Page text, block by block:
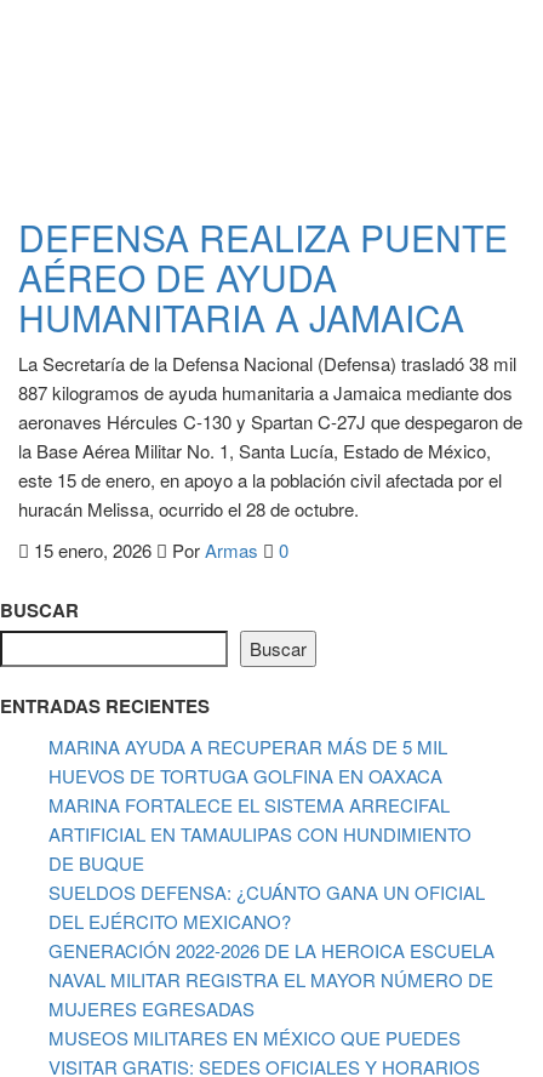
DEFENSA REALIZA PUENTE
AÉREO DE AYUDA
HUMANITARIA A JAMAICA
La Secretaría de la Defensa Nacional (Defensa) trasladó 38 mil
887 kilogramos de ayuda humanitaria a Jamaica mediante dos
aeronaves Hércules C-130 y Spartan C-27J que despegaron de
la Base Aérea Militar No. 1, Santa Lucía, Estado de México,
este 15 de enero, en apoyo a la población civil afectada por el
huracán Melissa, ocurrido el 28 de octubre.
15 enero, 2026
PorArmas 0
BUSCAR
Buscar
ENTRADAS RECIENTES
MARINA AYUDA A RECUPERAR MÁS DE 5 MIL
HUEVOS DE TORTUGA GOLFINA EN OAXACA
MARINA FORTALECE EL SISTEMA ARRECIFAL
ARTIFICIAL EN TAMAULIPAS CON HUNDIMIENTO
DE BUQUE
SUELDOS DEFENSA: ¿CUÁNTO GANA UN OFICIAL
DEL EJÉRCITO MEXICANO?
GENERACIÓN 2022-2026 DE LA HEROICA ESCUELA
NAVAL MILITAR REGISTRA EL MAYOR NÚMERO DE
MUJERES EGRESADAS
MUSEOS MILITARES EN MÉXICO QUE PUEDES
VISITAR GRATIS: SEDES OFICIALES Y HORARIOS